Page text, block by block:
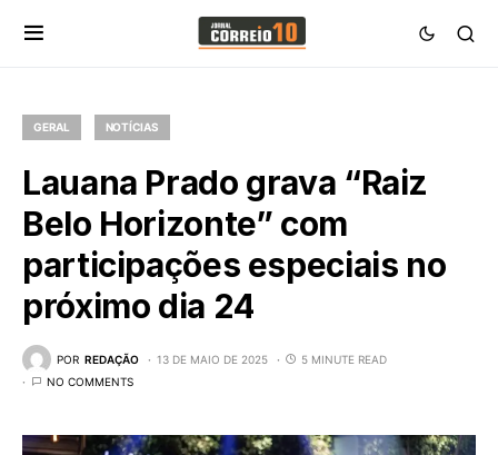
GERAL NOTÍCIAS
Lauana Prado grava “Raiz
Belo Horizonte” com
participações especiais no
próximo dia 24
POR REDAÇÃO 13 DE MAIO DE 2025
5 MINUTE READ
NO COMMENTS